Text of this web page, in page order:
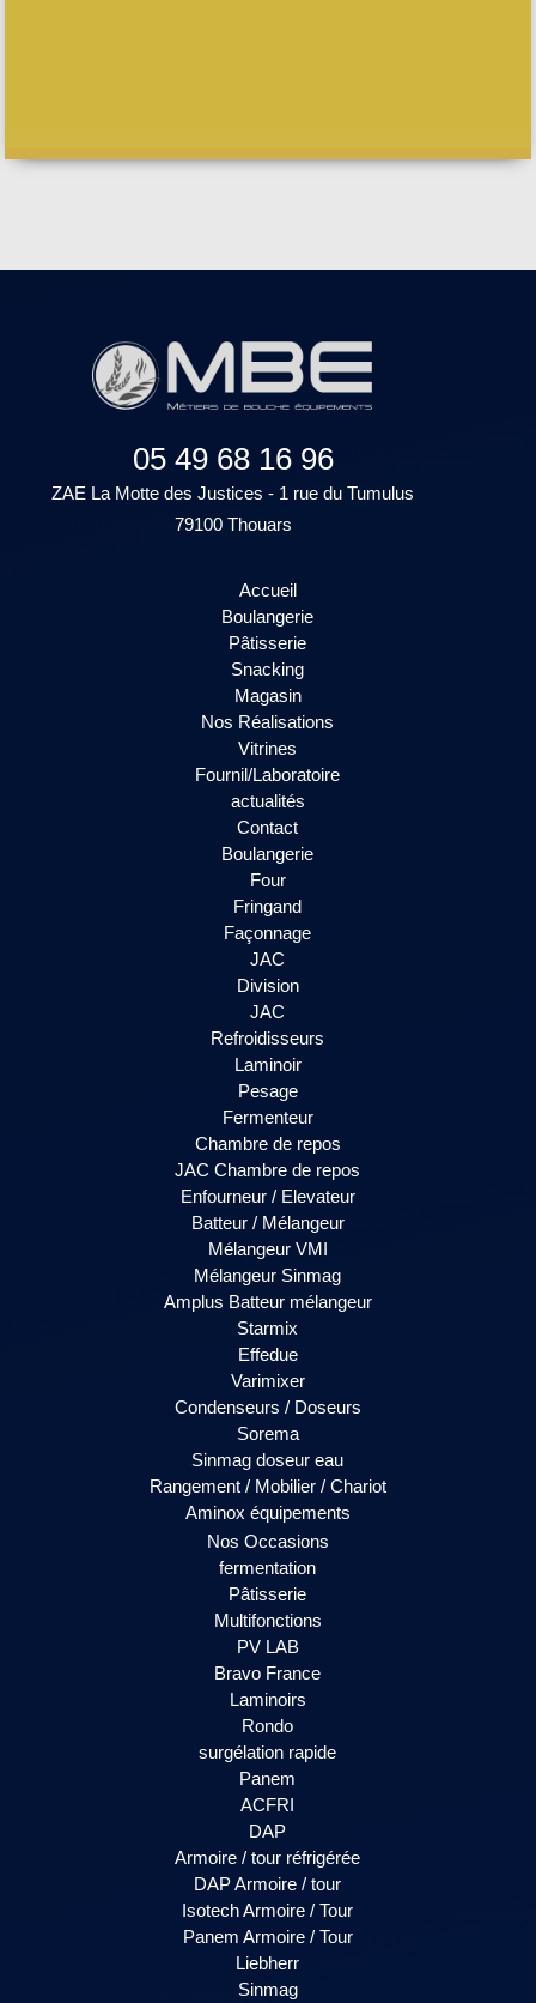
05 49 68 16 96
ZAE La Motte des Justices - 1 rue du Tumulus
79100 Thouars
Accueil
Boulangerie
Pâtisserie
Snacking
Magasin
Nos Réalisations
Vitrines
Fournil/Laboratoire
actualités
Contact
Boulangerie
Four
Fringand
Façonnage
JAC
Division
JAC
Refroidisseurs
Laminoir
Pesage
Fermenteur
Chambre de repos
JAC Chambre de repos
Enfourneur / Elevateur
Batteur / Mélangeur
Mélangeur VMI
Mélangeur Sinmag
Amplus Batteur mélangeur
Starmix
Effedue
Varimixer
Condenseurs / Doseurs
Sorema
Sinmag doseur eau
Rangement / Mobilier / Chariot
Aminox équipements
Nos Occasions
fermentation
Pâtisserie
Multifonctions
PV LAB
Bravo France
Laminoirs
Rondo
surgélation rapide
Panem
ACFRI
DAP
Armoire / tour réfrigérée
DAP Armoire / tour
Isotech Armoire / Tour
Panem Armoire / Tour
Liebherr
Sinmag